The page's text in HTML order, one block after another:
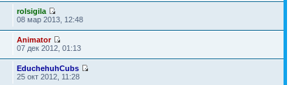
rolsigila
08 мар 2013, 12:48
Animator
07 дек 2012, 01:13
EduchehuhCubs
25 окт 2012, 11:28